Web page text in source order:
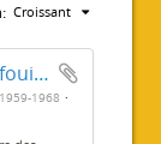
Croissant
Manuscrit d'une « Histoire des fouilles du temple de Louxor »
1959-1968